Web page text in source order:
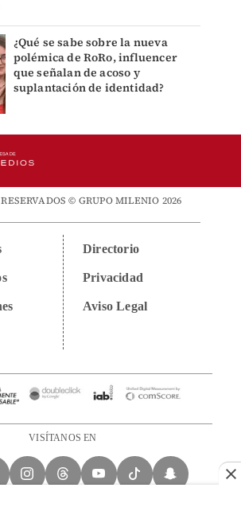
¿Qué se sabe sobre la nueva
polémica de RoRo, influencer
que señalan de acoso y
suplantación de identidad?
© GRUPO MILENIO 2026
Directorio
Privacidad
Aviso Legal
VISÍTANOS EN